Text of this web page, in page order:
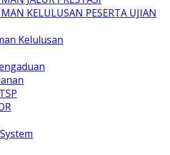
KELULUSAN PESERTA UJIAN
Kelulusan